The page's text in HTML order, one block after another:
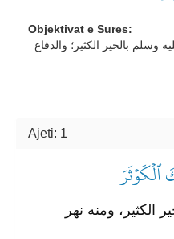
Objektivat e Sures:
وسلم بالخير الكثير؛ والدفاع
Ajeti: 1
ٱلۡكَوۡثَرَ
الكثير، ومنه نهر